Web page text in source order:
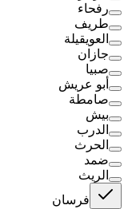
رفحاء
طريف
العويقيلة
جازان
صبيا
أبو عريش
صامطة
بيش
الدرب
الحرث
ضمد
الريث
فرسان